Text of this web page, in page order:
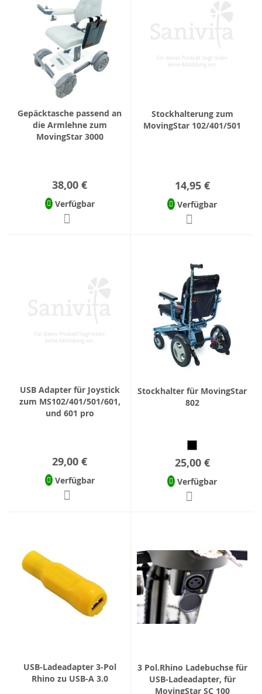
Gepäcktasche passend an
die Armlehne zum
MovingStar 3000
38,00 €
Verfügbar
Stockhalterung zum
MovingStar 102/401/501
14,95 €
Verfügbar
USB Adapter für Joystick
zum MS102/401/501/601,
und 601 pro
29,00 €
Verfügbar
Stockhalter für MovingStar
802
25,00 €
Verfügbar
USB-Ladeadapter 3-Pol
Rhino zu USB-A 3.0
3 Pol.Rhino Ladebuchse für
USB-Ladeadapter, für
MovingStar SC 100